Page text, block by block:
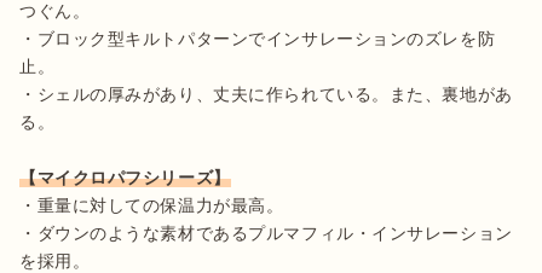
つぐん。
・ブロック型キルトパターンでインサレーションのズレを防
止。
・シェルの厚みがあり、丈夫に作られている。また、裏地があ
る。
【マイクロパフシリーズ】
・重量に対しての保温力が最高。
・ダウンのような素材であるプルマフィル・インサレーション
を採用。